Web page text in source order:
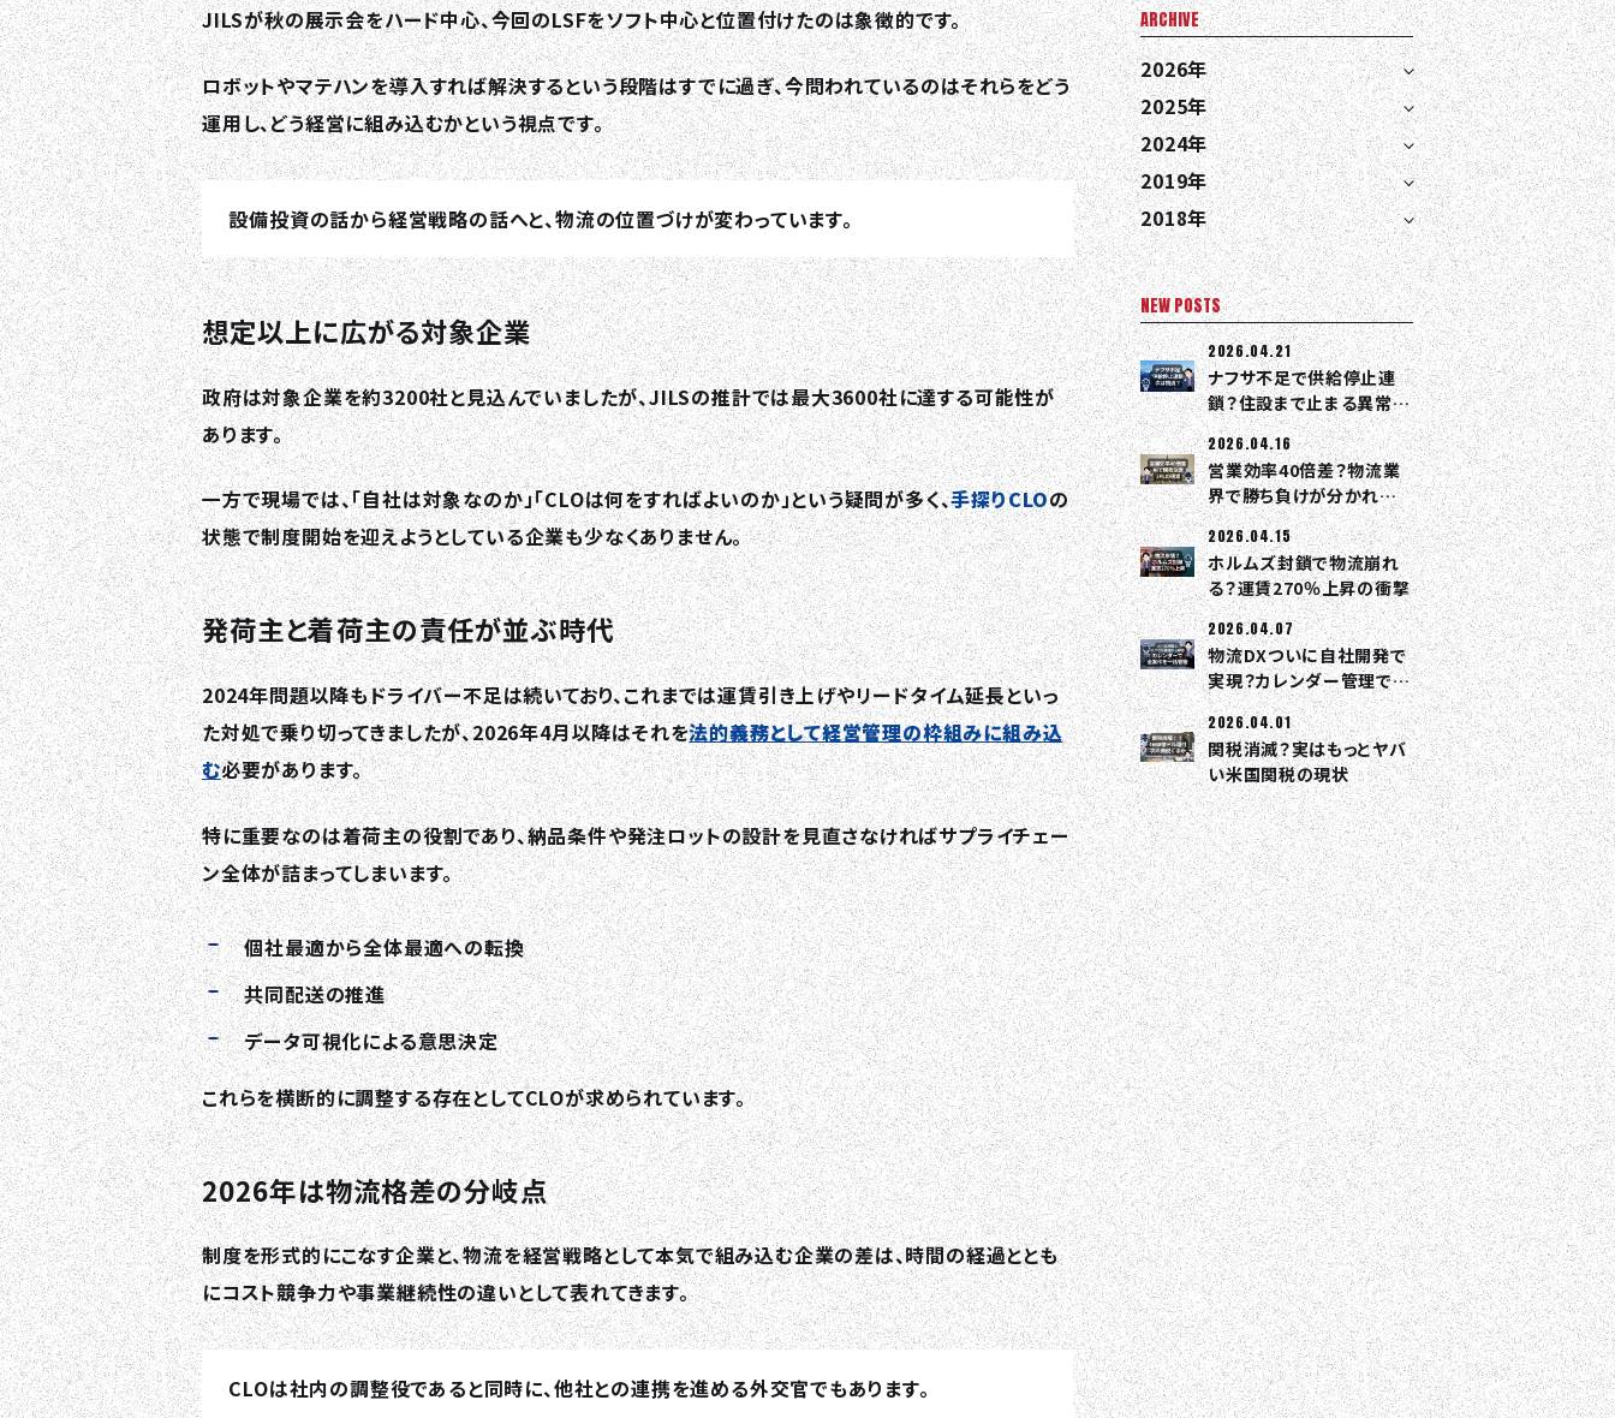
TOP
ABOUT HPS Value
SERVICES
COMPANY
RECRUIT
COLUMN
NEWS
CONTACT
EN JA TH
JILSが秋の展示会をハード中心、今回のLSFをソフト中心と位置付けたのは象徴的です。
ロボットやマテハンを導入すれば解決するという段階はすでに過ぎ、今問われているのはそれらをどう
運用し、どう経営に組み込むかという視点です。
設備投資の話から経営戦略の話へと、物流の位置づけが変わっています。
想定以上に広がる対象企業
政府は対象企業を約3200社と見込んでいましたが、JILSの推計では最大3600社に達する可能性が
あります。
一方で現場では、「自社は対象なのか」「CLOは何をすればよいのか」という疑問が多く、手探りCLOの
状態で制度開始を迎えようとしている企業も少なくありません。
発荷主と着荷主の責任が並ぶ時代
2024年問題以降もドライバー不足は続いており、これまでは運賃引き上げやリードタイム延長といっ
た対処で乗り切ってきましたが、2026年4月以降はそれを法的義務として経営管理の枠組みに組み込
む必要があります。
特に重要なのは着荷主の役割であり、納品条件や発注ロットの設計を見直さなければサプライチェー
ン全体が詰まってしまいます。
個社最適から全体最適への転換
共同配送の推進
データ可視化による意思決定
これらを横断的に調整する存在としてCLOが求められています。
2026年は物流格差の分岐点
制度を形式的にこなす企業と、物流を経営戦略として本気で組み込む企業の差は、時間の経過ととも
にコスト競争力や事業継続性の違いとして表れてきます。
CLOは社内の調整役であると同時に、他社との連携を進める外交官でもあります。
ARCHIVE
2026年
2025年
2024年
2019年
2018年
NEW POSTS
2026.04.21
ナフサ不足で供給停止連
鎖？住設まで止まる異常事
態
2026.04.16
営業効率40倍差？物流業
界で勝ち負けが分かれる
理由
2026.04.15
ホルムズ封鎖で物流崩れ
る？運賃270％上昇の衝撃
2026.04.07
物流DXついに自社開発で
実現？カレンダー管理で全
部つながる
2026.04.01
関税消滅？実はもっとヤバ
い米国関税の現状